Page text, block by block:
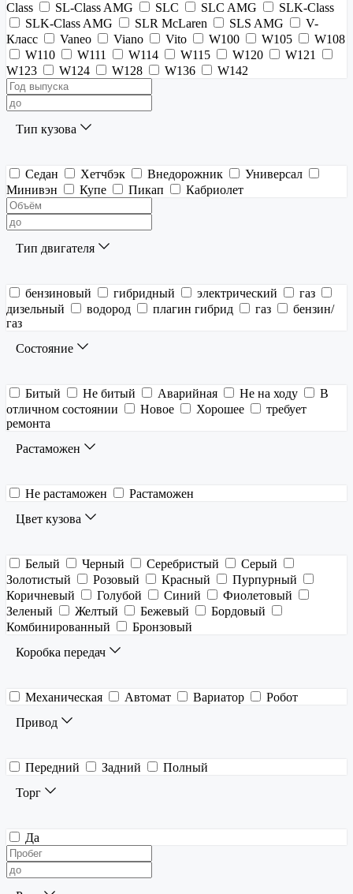
Class
SL-Class AMG SLC SLC AMG
SLK-Class
SLK-Class AMG
SLR McLaren SLS AMG
V-
Класс
Vaneo Viano Vito W100 W105
W108
W110
W111 W114 W115 W120
W121
W123
W124 W128 W136 W142
Тип кузова
Седан Хетчбэк Внедорожник
Универсал
Минивэн
Купе Пикап Кабриолет
Тип двигателя
бензиновый гибридный электрический
газ
дизельный
водород плагин гибрид газ
бензин/
газ
Состояние
Битый Не битый Аварийная Не на ходу
В
отличном состоянии
Новое Хорошее
требует
ремонта
Растаможен
Не растаможен
Растаможен
Цвет кузова
Белый Черный Серебристый
Серый
Золотистый
Розовый Красный
Пурпурный
Коричневый
Голубой Синий
Фиолетовый
Зеленый
Желтый Бежевый
Бордовый
Комбинированный
Бронзовый
Коробка передач
Механическая Автомат Вариатор
Робот
Привод
Передний Задний
Полный
Торг
Да